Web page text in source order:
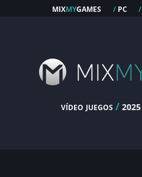
mixmygames / pc /
vídeo juegos / 2025